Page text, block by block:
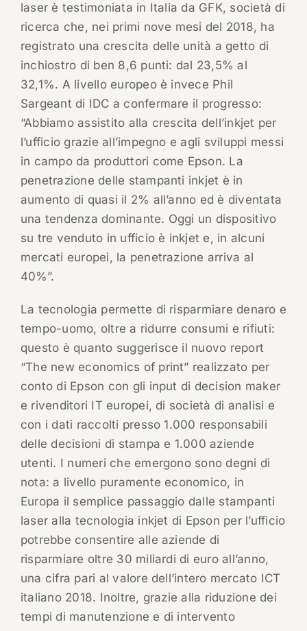
laser è testimoniata in Italia da GFK, società di
ricerca che, nei primi nove mesi del 2018, ha
registrato una crescita delle unità a getto di
inchiostro di ben 8,6 punti: dal 23,5% al
32,1%. A livello europeo è invece Phil
Sargeant di IDC a confermare il progresso:
“Abbiamo assistito alla crescita dell’inkjet per
l’ufficio grazie all’impegno e agli sviluppi messi
in campo da produttori come Epson. La
penetrazione delle stampanti inkjet è in
aumento di quasi il 2% all’anno ed è diventata
una tendenza dominante. Oggi un dispositivo
su tre venduto in ufficio è inkjet e, in alcuni
mercati europei, la penetrazione arriva al
40%”.
La tecnologia permette di risparmiare denaro e
tempo-uomo, oltre a ridurre consumi e rifiuti:
questo è quanto suggerisce il nuovo report
“The new economics of print” realizzato per
conto di Epson con gli input di decision maker
e rivenditori IT europei, di società di analisi e
con i dati raccolti presso 1.000 responsabili
delle decisioni di stampa e 1.000 aziende
utenti. I numeri che emergono sono degni di
nota: a livello puramente economico, in
Europa il semplice passaggio dalle stampanti
laser alla tecnologia inkjet di Epson per l’ufficio
potrebbe consentire alle aziende di
risparmiare oltre 30 miliardi di euro all’anno,
una cifra pari al valore dell’intero mercato ICT
italiano 2018. Inoltre, grazie alla riduzione dei
tempi di manutenzione e di intervento